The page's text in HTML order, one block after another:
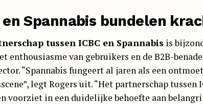
en Spannabis bundelen
tussen ICBC en Spannabis is
enthousiasme van gebruikers en de B2B-
“Spannabis fungeert al jaren als een
legt Rogers uit. “Het partnerschap tussen
voorziet in een duidelijke behoefte aan